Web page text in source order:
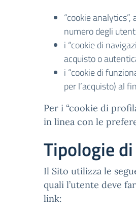
“cookie
numero degli
i “cookie di
acquisto o
i “cookie di
per l’acquisto) al
Per i “cookie di
in linea con le
Tipologie
Il Sito utilizza le
quali l’utente deve
link: